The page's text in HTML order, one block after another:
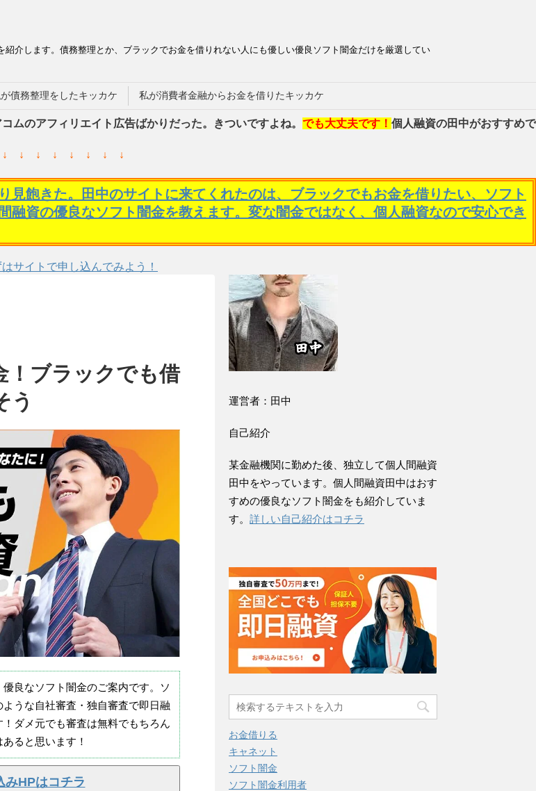
介します。債務整理とか、ブラックでお金を借りれない人にも優しい優良ソフト闇金だけを厳選してい
債務整理をしたキッカケ 私が消費者金融からお金を借りたキッカケ
のアフィリエイト広告ばかりだった。きついですよね。 でも大丈夫です！ 個人融資の田中がおすすめで
↓ ↓ ↓ ↓ ↓ ↓ ↓ ↓
飽きた。田中のサイトに来てくれたのは、ブラックでもお金を借りたい、ソフト
資の優良なソフト闇金を教えます。変な闇金ではなく、個人融資なので安心でき
はサイトで申し込んでみよう！
！ブラックでも借
う
良なソフト闇金のご案内です。ソ
うな自社審査・独自審査で即日融
ダメ元でも審査は無料でもちろん
ると思います！
みHPはコチラ
運営者：田中
自己紹介
某金融機関に勤めた後、独立して個人間融資
田中をやっています。個人間融資田中はおす
すめの優良なソフト闇金をも紹介していま
す。 詳しい自己紹介はコチラ
お金借りる
キャネット
ソフト闇金
ソフト闇金利用者